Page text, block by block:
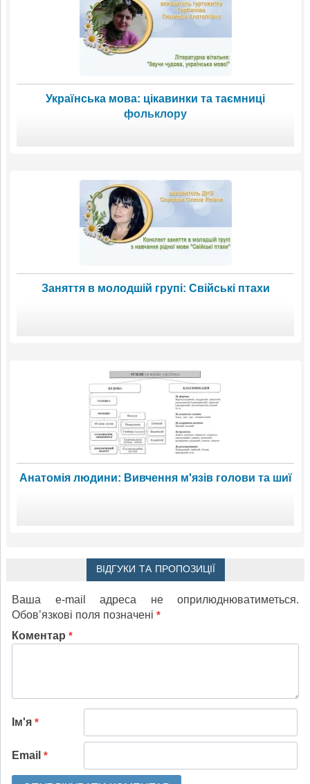
Українська мова: цікавинки та таємниці
фольклору
Заняття в молодшій групі: Свійські птахи
Анатомія людини: Вивчення м'язів голови та шиї
ВІДГУКИ ТА ПРОПОЗИЦІЇ
Ваша e-mail адреса не оприлюднюватиметься.
Обов’язкові поля позначені *
Коментар *
Ім'я *
Email *